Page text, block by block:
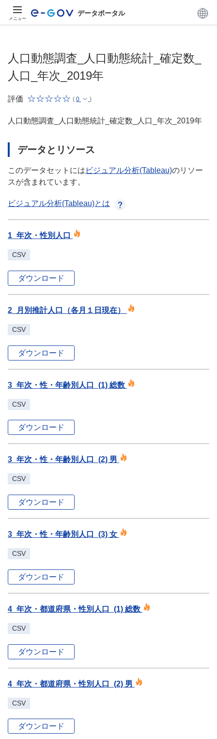
メニュー
データポータル
人口動態調査_人口動態統計_確定数_
人口_年次_2019年
評価 ( 0 )
人口動態調査_人口動態統計_確定数_人口_年次_2019年
データとリソース
このデータセットには ビジュアル分析(Tableau)のリソー
スが含まれています。
ビジュアル分析(Tableau)とは
1_年次・性別人口
CSV
ダウンロード
2_月別推計人口（各月１日現在）
CSV
ダウンロード
3_年次・性・年齢別人口_(1) 総数
CSV
ダウンロード
3_年次・性・年齢別人口_(2) 男
CSV
ダウンロード
3_年次・性・年齢別人口_(3) 女
CSV
ダウンロード
4_年次・都道府県・性別人口_(1) 総数
CSV
ダウンロード
4_年次・都道府県・性別人口_(2) 男
CSV
ダウンロード